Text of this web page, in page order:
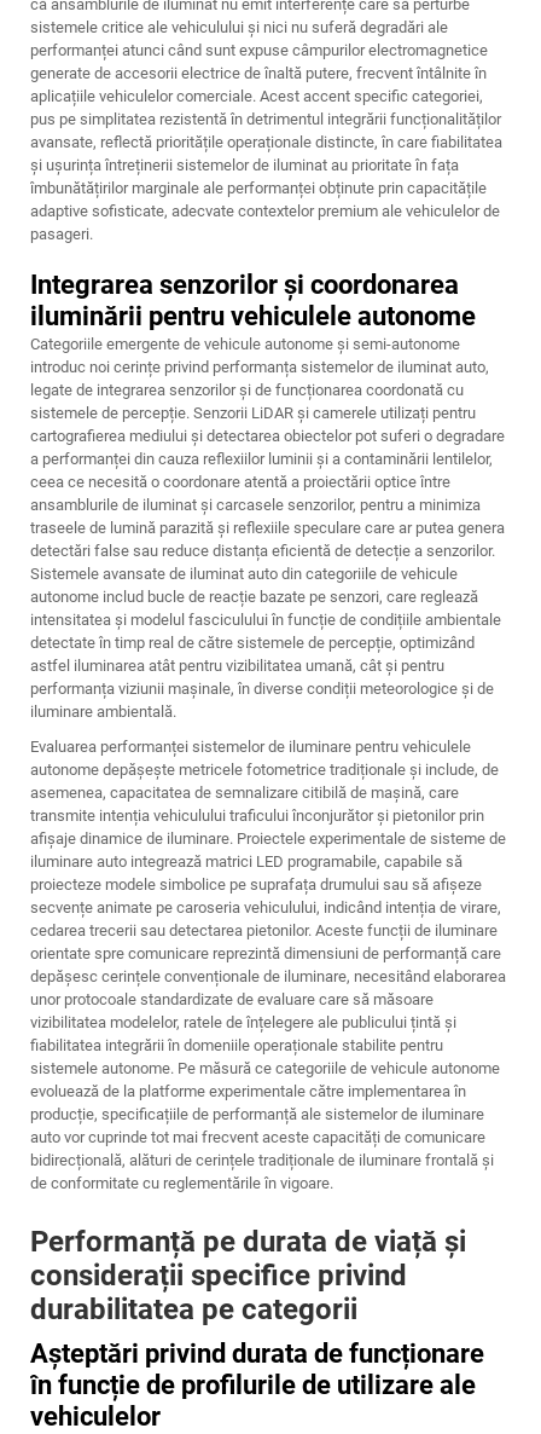
că ansamblurile de iluminat nu emit interferențe care să perturbe
sistemele critice ale vehiculului și nici nu suferă degradări ale
performanței atunci când sunt expuse câmpurilor electromagnetice
generate de accesorii electrice de înaltă putere, frecvent întâlnite în
aplicațiile vehiculelor comerciale. Acest accent specific categoriei,
pus pe simplitatea rezistentă în detrimentul integrării funcționalităților
avansate, reflectă prioritățile operaționale distincte, în care fiabilitatea
și ușurința întreținerii sistemelor de iluminat au prioritate în fața
îmbunătățirilor marginale ale performanței obținute prin capacitățile
adaptive sofisticate, adecvate contextelor premium ale vehiculelor de
pasageri.
Integrarea senzorilor și coordonarea
iluminării pentru vehiculele autonome
Categoriile emergente de vehicule autonome și semi-autonome
introduc noi cerințe privind performanța sistemelor de iluminat auto,
legate de integrarea senzorilor și de funcționarea coordonată cu
sistemele de percepție. Senzorii LiDAR și camerele utilizați pentru
cartografierea mediului și detectarea obiectelor pot suferi o degradare
a performanței din cauza reflexiilor luminii și a contaminării lentilelor,
ceea ce necesită o coordonare atentă a proiectării optice între
ansamblurile de iluminat și carcasele senzorilor, pentru a minimiza
traseele de lumină parazită și reflexiile speculare care ar putea genera
detectări false sau reduce distanța eficientă de detecție a senzorilor.
Sistemele avansate de iluminat auto din categoriile de vehicule
autonome includ bucle de reacție bazate pe senzori, care reglează
intensitatea și modelul fasciculului în funcție de condițiile ambientale
detectate în timp real de către sistemele de percepție, optimizând
astfel iluminarea atât pentru vizibilitatea umană, cât și pentru
performanța viziunii mașinale, în diverse condiții meteorologice și de
iluminare ambientală.
Evaluarea performanței sistemelor de iluminare pentru vehiculele
autonome depășește metricele fotometrice tradiționale și include, de
asemenea, capacitatea de semnalizare citibilă de mașină, care
transmite intenția vehiculului traficului înconjurător și pietonilor prin
afișaje dinamice de iluminare. Proiectele experimentale de sisteme de
iluminare auto integrează matrici LED programabile, capabile să
proiecteze modele simbolice pe suprafața drumului sau să afișeze
secvențe animate pe caroseria vehiculului, indicând intenția de virare,
cedarea trecerii sau detectarea pietonilor. Aceste funcții de iluminare
orientate spre comunicare reprezintă dimensiuni de performanță care
depășesc cerințele convenționale de iluminare, necesitând elaborarea
unor protocoale standardizate de evaluare care să măsoare
vizibilitatea modelelor, ratele de înțelegere ale publicului țintă și
fiabilitatea integrării în domeniile operaționale stabilite pentru
sistemele autonome. Pe măsură ce categoriile de vehicule autonome
evoluează de la platforme experimentale către implementarea în
producție, specificațiile de performanță ale sistemelor de iluminare
auto vor cuprinde tot mai frecvent aceste capacități de comunicare
bidirecțională, alături de cerințele tradiționale de iluminare frontală și
de conformitate cu reglementările în vigoare.
Performanță pe durata de viață și
considerații specifice privind
durabilitatea pe categorii
Așteptări privind durata de funcționare
în funcție de profilurile de utilizare ale
vehiculelor